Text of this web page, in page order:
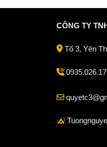
CÔNG TY
Tổ 3, Yên